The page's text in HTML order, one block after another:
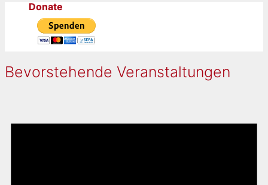
Donate
Bevorstehende Veranstaltungen